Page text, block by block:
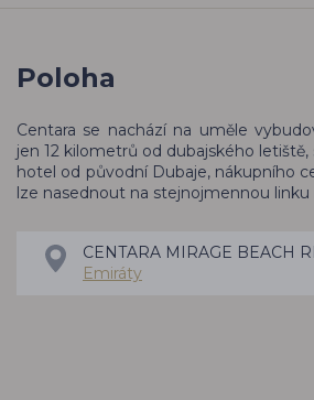
Poloha
Centara se nachází na uměle
jen 12 kilometrů od dubajského
hotel od původní Dubaje, nákupního
lze nasednout na stejnojmennou linku
CENTARA MIRAGE BEACH
Emiráty